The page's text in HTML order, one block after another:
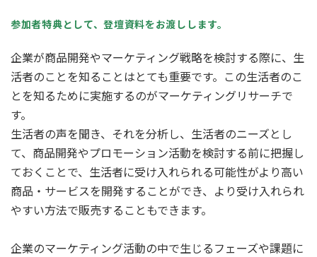
参加者特典として、登壇資料をお渡しします。
企業が商品開発やマーケティング戦略を検討する際に、生
活者のことを知ることはとても重要です。この生活者のこ
とを知るために実施するのがマーケティングリサーチで
す。
生活者の声を聞き、それを分析し、生活者のニーズとし
て、商品開発やプロモーション活動を検討する前に把握し
ておくことで、生活者に受け入れられる可能性がより高い
商品・サービスを開発することができ、より受け入れられ
やすい方法で販売することもできます。
企業のマーケティング活動の中で生じるフェーズや課題に